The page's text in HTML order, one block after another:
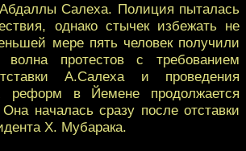
Салеха. Полиция пыталась
однако стычек избежать не
мере пять человек получили
волна протестов с требованием
А.Салеха и проведения
реформ в Йемене продолжается
началась сразу после отставки
Х. Мубарака.